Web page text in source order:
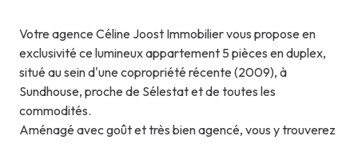
Votre agence Céline Joost Immobilier vous propose en
exclusivité ce lumineux appartement 5 pièces en duplex,
situé au sein d'une copropriété récente (2009), à
Sundhouse, proche de Sélestat et de toutes les
commodités.
Aménagé avec goût et très bien agencé, vous y trouverez